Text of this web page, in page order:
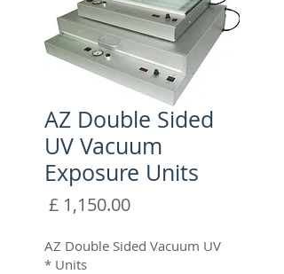
AZ Double Sided
UV Vacuum
Exposure Units
מחיר
AZ Double Sided Vacuum UV
Units
*